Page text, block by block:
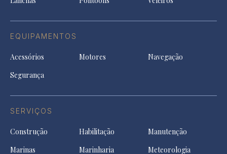
EQUIPAMENTOS
Acessórios Motores
Navegação
Segurança
SERVIÇOS
Construção Habilitação
Manutenção
Marinas
Marinharia
Meteorologia